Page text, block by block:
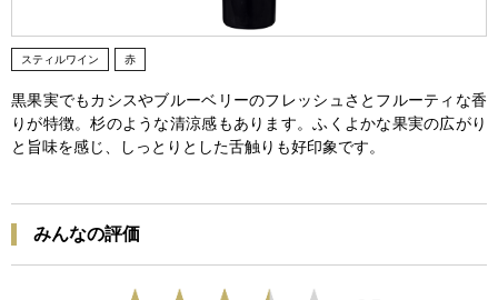
スティルワイン 赤
黒果実でもカシスやブルーベリーのフレッシュさとフルーティな香
りが特徴。杉のような清涼感もあります。ふくよかな果実の広がり
と旨味を感じ、しっとりとした舌触りも好印象です。
みんなの評価